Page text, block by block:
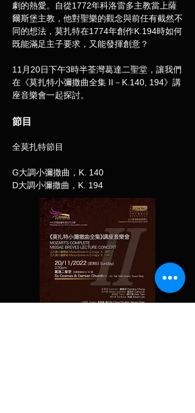
劇的熱愛。自從1772年科洛雷多主教當上薩
爾斯堡主教，他對聖樂的觀念與前任有截然不
同的想法，莫扎特在1774年創作K.194時如何
既能滿足主子要求，又能發揮創意？
11月20日下午3時半荃灣葛達二聖堂，讓我們
在《莫扎特小彌撒曲全集 II－K.140, 194》講
座音樂會一起探討。
節目
全莫扎特節目
G大調小彌撒曲，K. 140
D大調小彌撒曲，K. 194